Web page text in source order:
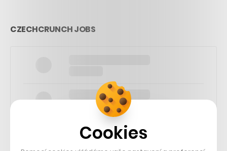
CZECHCRUNCH JOBS
Cookies